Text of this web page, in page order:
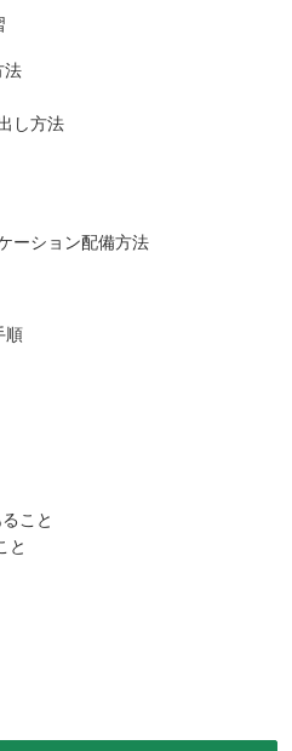
法
し方法
ーション配備方法
順
こと
と